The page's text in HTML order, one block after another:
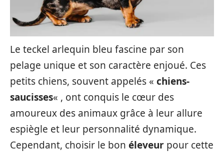
Le teckel arlequin bleu fascine par son
pelage unique et son caractère enjoué. Ces
petits chiens, souvent appelés « chiens-
saucisses« , ont conquis le cœur des
amoureux des animaux grâce à leur allure
espiègle et leur personnalité dynamique.
Cependant, choisir le bon éleveur pour cette